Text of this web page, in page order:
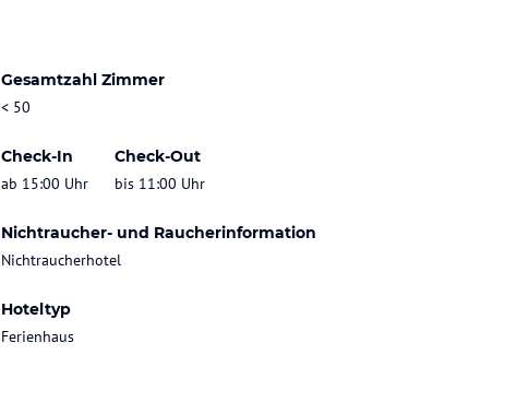
Gesamtzahl Zimmer
< 50
Check-In
ab 15:00 Uhr
Check-Out
bis 11:00 Uhr
Nichtraucher- und Raucherinformation
Nichtraucherhotel
Hoteltyp
Ferienhaus